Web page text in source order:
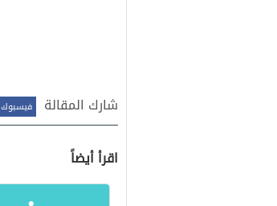
شارك المقالة فيسبوك
اقرأ أيضاً